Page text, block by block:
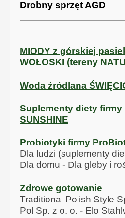
Drobny sprzęt AGD
MIODY z górskiej
WOŁOSKI (tereny
Woda źródlana
Suplementy diety firmy
SUNSHINE
Probiotyki firmy
Dla ludzi (suplementy
Dla domu - Dla gleby i
Zdrowe gotowanie
Traditional Polish Style
Pol Sp. z o. o. - Elo